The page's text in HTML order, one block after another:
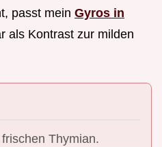
passt mein Gyros in
als Kontrast zur milden
Thymian.